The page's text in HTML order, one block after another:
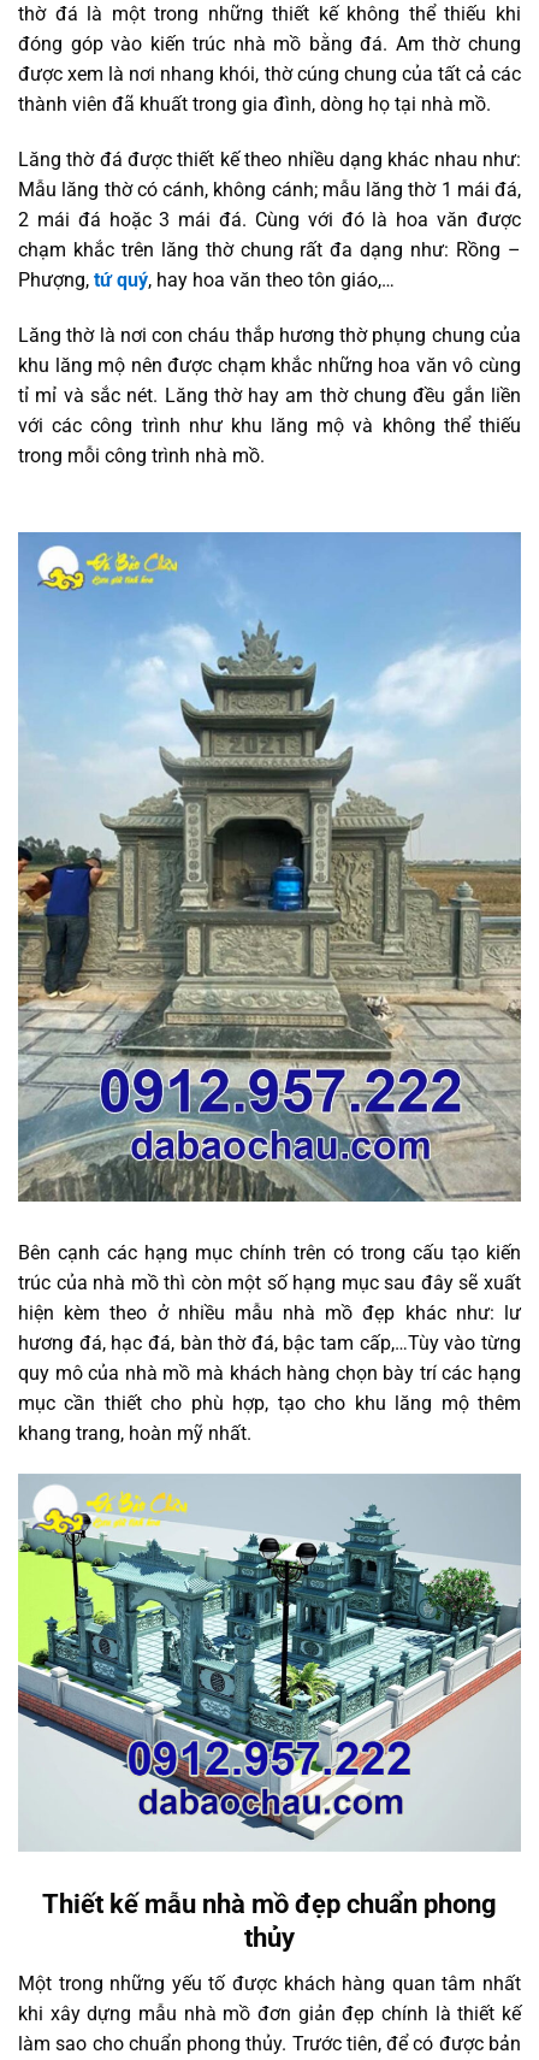
thờ đá là một trong những thiết kế không thể thiếu khi
đóng góp vào kiến trúc nhà mồ bằng đá. Am thờ chung
được xem là nơi nhang khói, thờ cúng chung của tất cả các
thành viên đã khuất trong gia đình, dòng họ tại nhà mồ.
Lăng thờ đá được thiết kế theo nhiều dạng khác nhau như:
Mẫu lăng thờ có cánh, không cánh; mẫu lăng thờ 1 mái đá,
2 mái đá hoặc 3 mái đá. Cùng với đó là hoa văn được
chạm khắc trên lăng thờ chung rất đa dạng như: Rồng –
Phượng, tứ quý, hay hoa văn theo tôn giáo,…
Lăng thờ là nơi con cháu thắp hương thờ phụng chung của
khu lăng mộ nên được chạm khắc những hoa văn vô cùng
tỉ mỉ và sắc nét. Lăng thờ hay am thờ chung đều gắn liền
với các công trình như khu lăng mộ và không thể thiếu
trong mỗi công trình nhà mồ.
Bên cạnh các hạng mục chính trên có trong cấu tạo kiến
trúc của nhà mồ thì còn một số hạng mục sau đây sẽ xuất
hiện kèm theo ở nhiều mẫu nhà mồ đẹp khác như: lư
hương đá, hạc đá, bàn thờ đá, bậc tam cấp,…Tùy vào từng
quy mô của nhà mồ mà khách hàng chọn bày trí các hạng
mục cần thiết cho phù hợp, tạo cho khu lăng mộ thêm
khang trang, hoàn mỹ nhất.
Thiết kế mẫu nhà mồ đẹp chuẩn phong
thủy
Một trong những yếu tố được khách hàng quan tâm nhất
khi xây dựng mẫu nhà mồ đơn giản đẹp chính là thiết kế
làm sao cho chuẩn phong thủy. Trước tiên, để có được bản